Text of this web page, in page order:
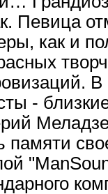
Певица
как и
В
-
памяти